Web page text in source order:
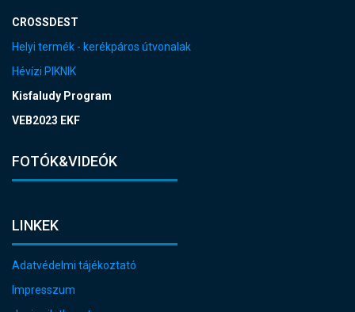
CROSSDEST
Helyi termék - kerékpáros útvonalak
Hévízi PIKNIK
Kisfaludy Program
VEB2023 EKF
FOTÓK&VIDEÓK
LINKEK
Adatvédelmi tájékoztató
Impresszum